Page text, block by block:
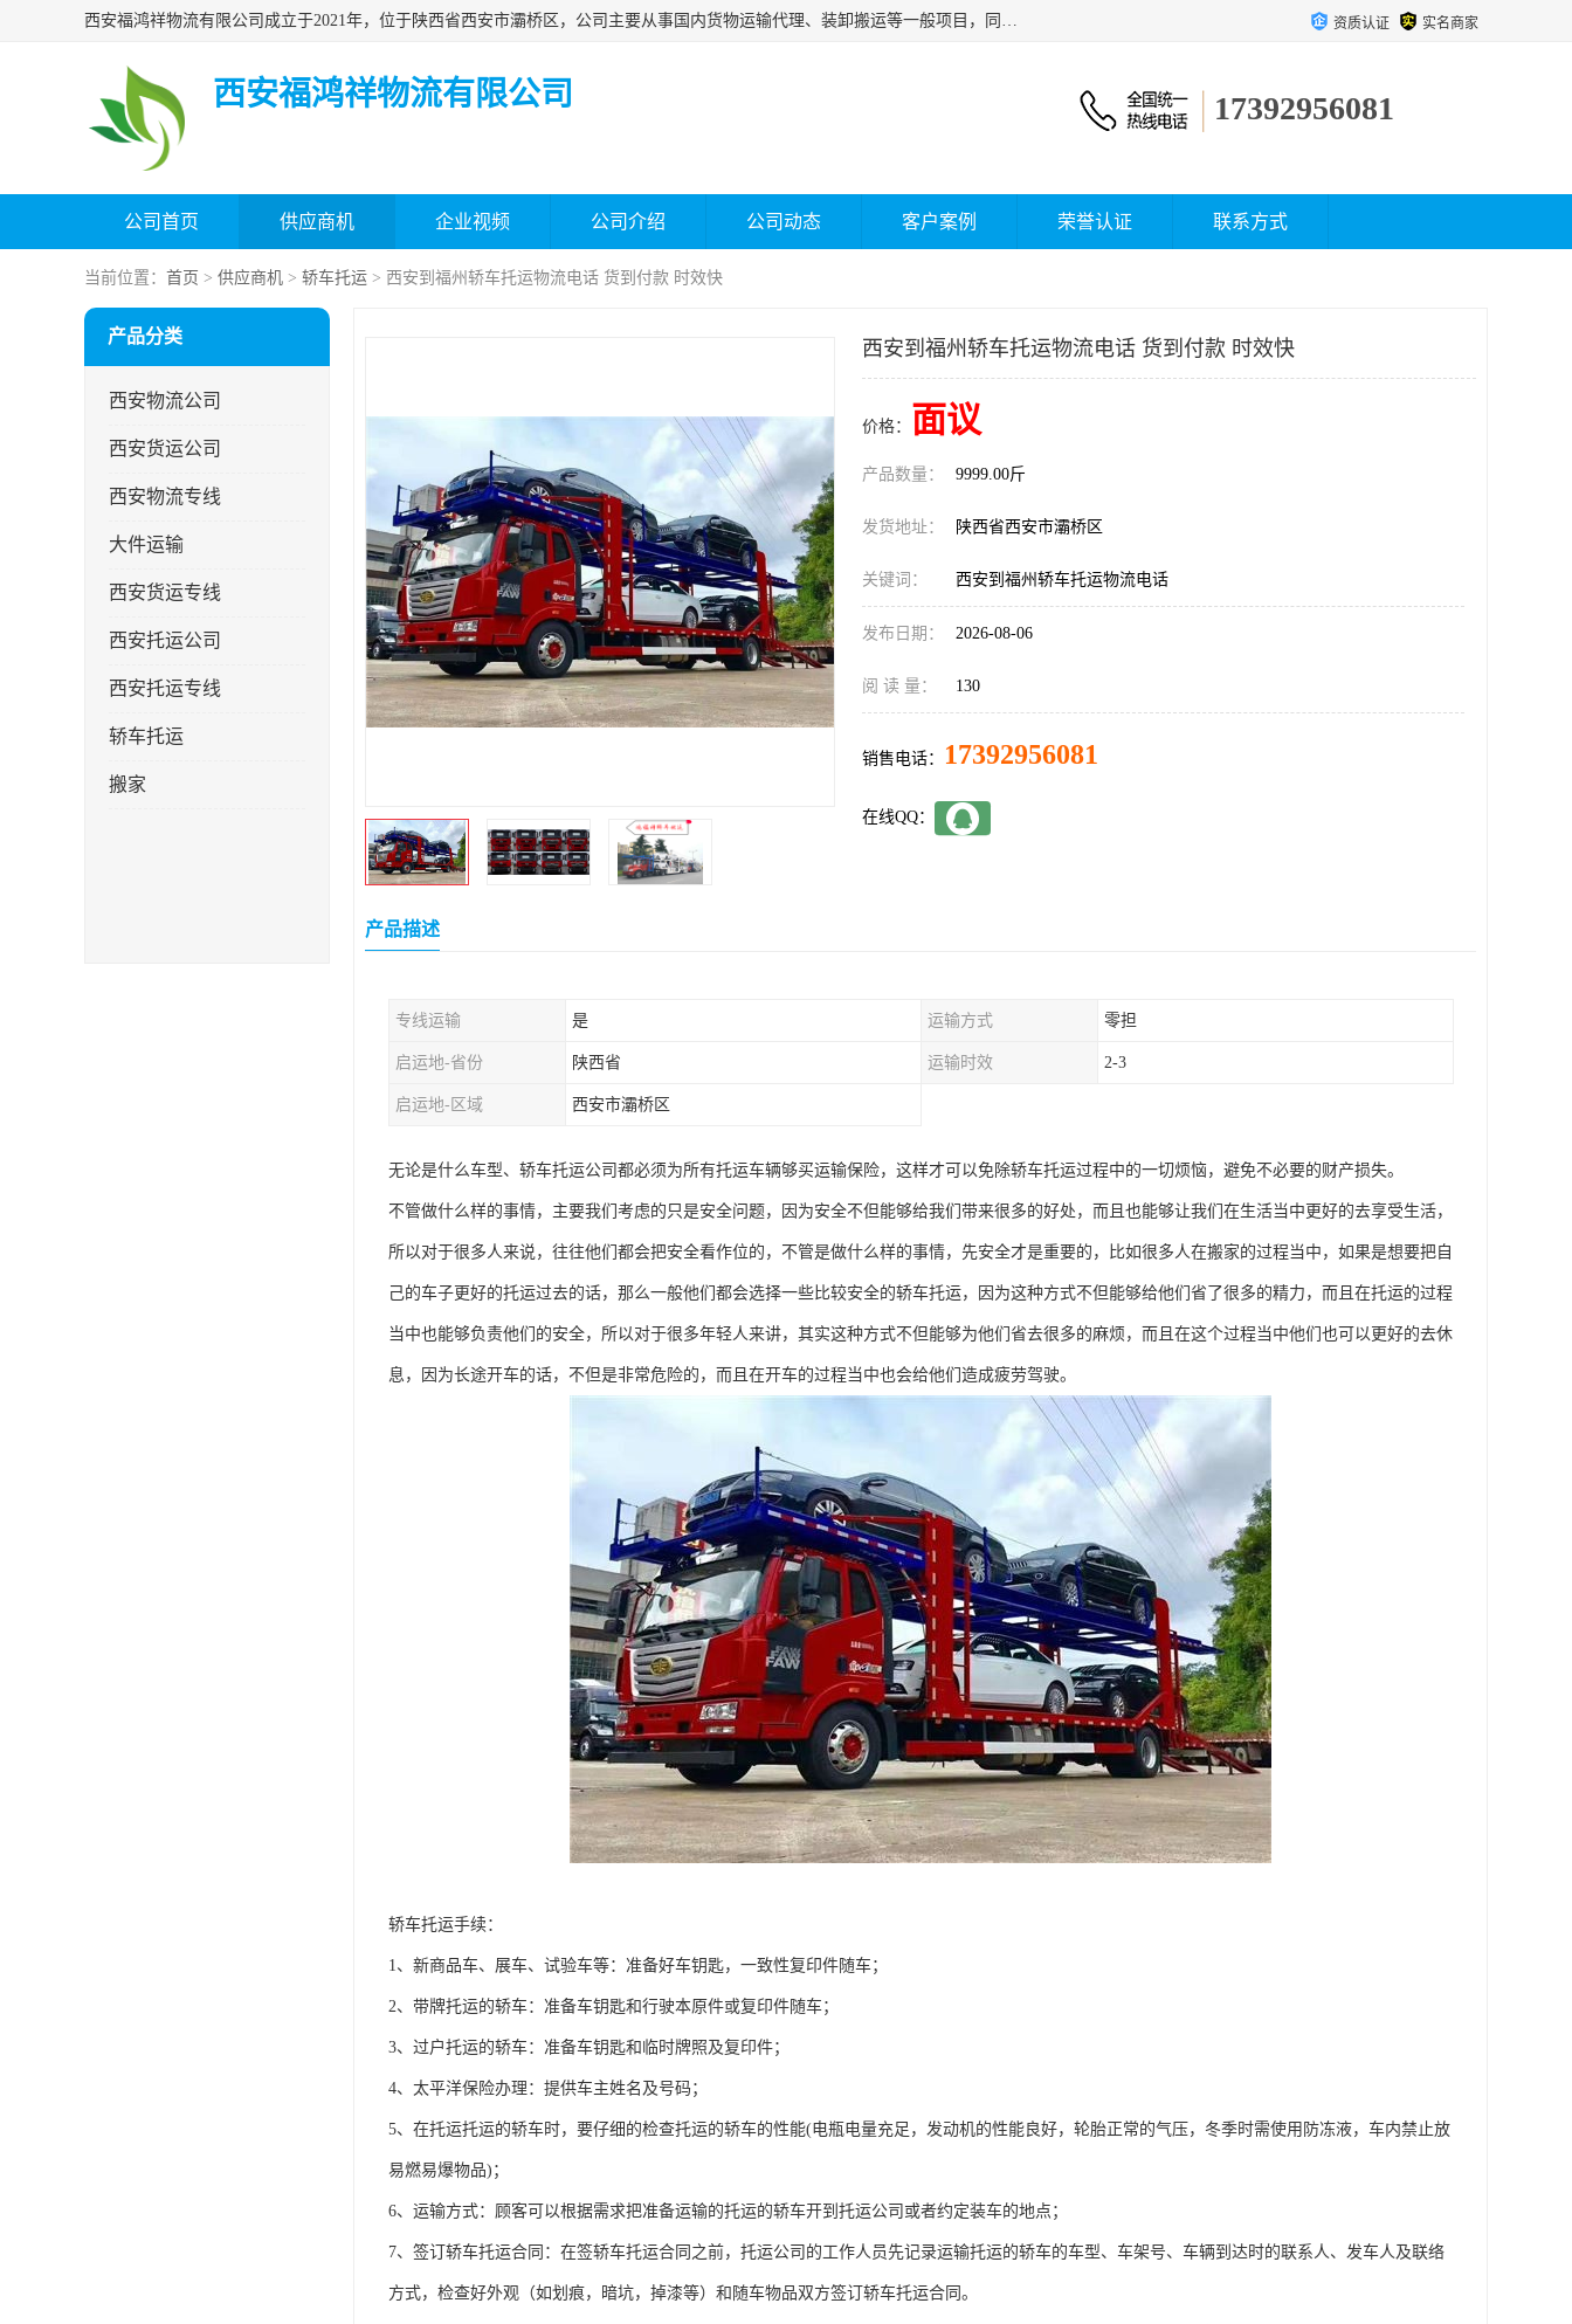
西安福鸿祥物流有限公司成立于2021年，位于陕西省西安市灞桥区，公司主要从事国内货物运输代理、装卸搬运等一般项目，同时具备道路货物运输（不含危险货物）的许可资质。凭借专业的物流服务和*的运输能力，公司致力于为客户提供安全、可靠的物流解决方案，满足多样化的运输需求，助力企业*运营。 资质认证 实名商家
西安福鸿祥物流有限公司 17392956081
公司首页 供应商机 企业视频 公司介绍 公司动态 客户案例 荣誉认证 联系方式
当前位置： 首页 > 供应商机 > 轿车托运 > 西安到福州轿车托运物流电话 货到付款 时效快
产品分类
西安物流公司
西安货运公司
西安物流专线
大件运输
西安货运专线
西安托运公司
西安托运专线
轿车托运
搬家
西安到福州轿车托运物流电话 货到付款 时效快
价格： 面议
产品数量： 9999.00斤
发货地址： 陕西省西安市灞桥区
关键词： 西安到福州轿车托运物流电话
发布日期： 2026-08-06
阅 读 量： 130
销售电话： 17392956081
在线QQ：
产品描述
专线运输 是 运输方式 零担
启运地-省份 陕西省 运输时效 2-3
启运地-区域 西安市灞桥区
无论是什么车型、轿车托运公司都必须为所有托运车辆够买运输保险，这样才可以免除轿车托运过程中的一切烦恼，避免不必要的财产损失。
不管做什么样的事情，主要我们考虑的只是安全问题，因为安全不但能够给我们带来很多的好处，而且也能够让我们在生活当中更好的去享受生活，
所以对于很多人来说，往往他们都会把安全看作位的，不管是做什么样的事情，先安全才是重要的，比如很多人在搬家的过程当中，如果是想要把自
己的车子更好的托运过去的话，那么一般他们都会选择一些比较安全的轿车托运，因为这种方式不但能够给他们省了很多的精力，而且在托运的过程
当中也能够负责他们的安全，所以对于很多年轻人来讲，其实这种方式不但能够为他们省去很多的麻烦，而且在这个过程当中他们也可以更好的去休
息，因为长途开车的话，不但是非常危险的，而且在开车的过程当中也会给他们造成疲劳驾驶。
轿车托运手续：
1、新商品车、展车、试验车等：准备好车钥匙，一致性复印件随车；
2、带牌托运的轿车：准备车钥匙和行驶本原件或复印件随车；
3、过户托运的轿车：准备车钥匙和临时牌照及复印件；
4、太平洋保险办理：提供车主姓名及号码；
5、在托运托运的轿车时，要仔细的检查托运的轿车的性能(电瓶电量充足，发动机的性能良好，轮胎正常的气压，冬季时需使用防冻液，车内禁止放
易燃易爆物品)；
6、运输方式：顾客可以根据需求把准备运输的托运的轿车开到托运公司或者约定装车的地点；
7、签订轿车托运合同：在签轿车托运合同之前，托运公司的工作人员先记录运输托运的轿车的车型、车架号、车辆到达时的联系人、发车人及联络
方式，检查好外观（如划痕，暗坑，掉漆等）和随车物品双方签订轿车托运合同。